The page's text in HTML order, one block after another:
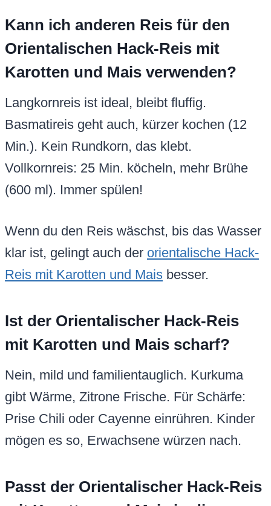
Kann ich anderen Reis für den
Orientalischen Hack-Reis mit
Karotten und Mais verwenden?
Langkornreis ist ideal, bleibt fluffig.
Basmatireis geht auch, kürzer kochen (12
Min.). Kein Rundkorn, das klebt.
Vollkornreis: 25 Min. köcheln, mehr Brühe
(600 ml). Immer spülen!
Wenn du den Reis wäschst, bis das Wasser
klar ist, gelingt auch der orientalische Hack-
Reis mit Karotten und Mais besser.
Ist der Orientalischer Hack-Reis
mit Karotten und Mais scharf?
Nein, mild und familientauglich. Kurkuma
gibt Wärme, Zitrone Frische. Für Schärfe:
Prise Chili oder Cayenne einrühren. Kinder
mögen es so, Erwachsene würzen nach.
Passt der Orientalischer Hack-Reis